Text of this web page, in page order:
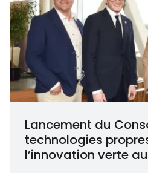
Lancement du
technologies
l’innovation verte